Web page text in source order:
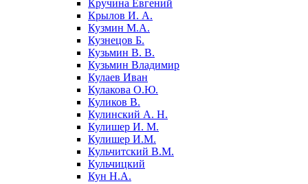
Кручина Евгений
Крылов И. А.
Кузмин М.А.
Кузнецов Б.
Кузьмин В. В.
Кузьмин Владимир
Кулаев Иван
Кулакова О.Ю.
Куликов В.
Кулинский А. Н.
Кулишер И. М.
Кулишер И.М.
Кульчитский В.М.
Кульчицкий
Кун Н.А.